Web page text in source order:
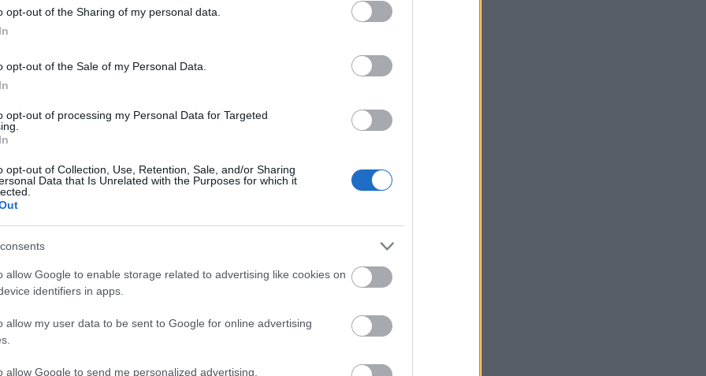
opt-out of the Sharing of my personal data.
opt-out of the Sale of my Personal Data.
opt-out of processing my Personal Data for Targeted
opt-out of Collection, Use, Retention, Sale, and/or Sharing
Data that Is Unrelated with the Purposes for which it
allow Google to enable storage related to advertising like cookies on
identifiers in apps.
allow my user data to be sent to Google for online advertising
allow Google to send me personalized advertising.
πλοηγό για την επόμενη φορά που θα σχολιάσω.
και σε απόσταση περίπου 10 m. Στη μέση είναι το «μπουλντόγκ».
τον «ποντικό», ενώ ένα ακόμα παιδί είναι η «γάτα». Τα τρία παιδιά